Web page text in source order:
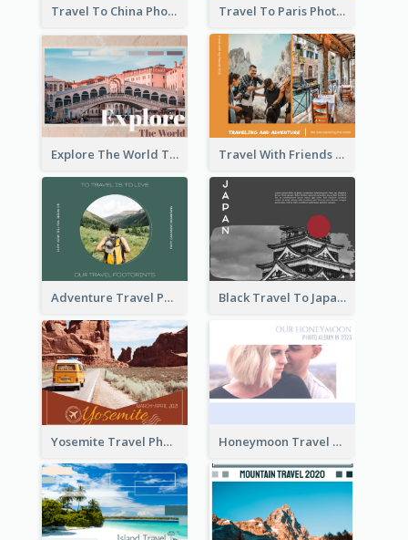
Travel To China Photo Book Travel To Paris Photo Book
Explore The World Travel Photo Book Travel With Friends Photo Book
Adventure Travel Photo Book Black Travel To Japan Photo Book
Yosemite Travel Photo Book Honeymoon Travel Photo Book